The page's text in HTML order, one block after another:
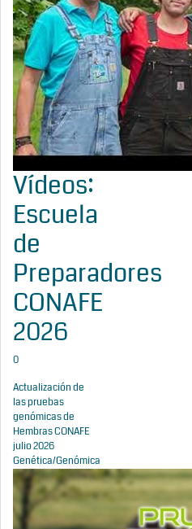
Vídeos:
Escuela
de
Preparadores
CONAFE
2026
0
Actualización de
las pruebas
genómicas de
Hembras CONAFE
julio 2026
Genética/Genómica